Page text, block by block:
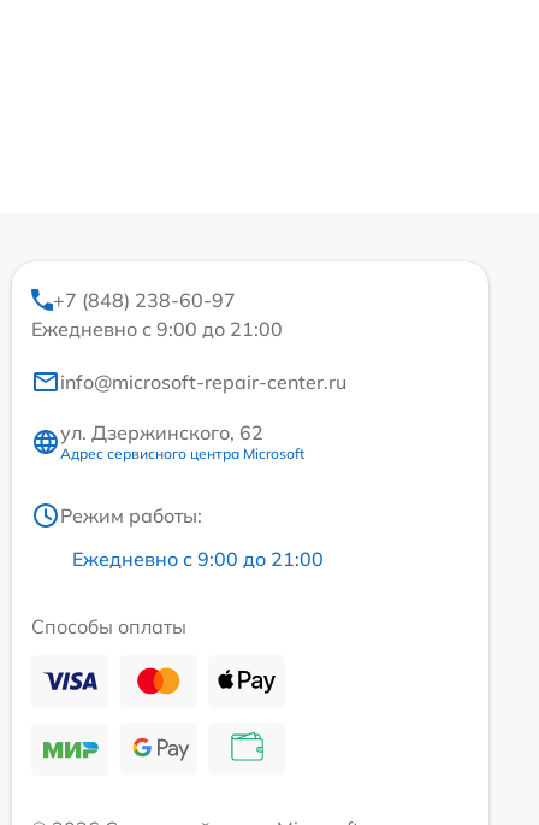
+7 (848) 238-60-97
Ежедневно с 9:00 до 21:00
info@microsoft-repair-center.ru
ул. Дзержинского, 62
Адрес сервисного центра Microsoft
Режим работы:
Ежедневно с 9:00 до 21:00
Способы оплаты